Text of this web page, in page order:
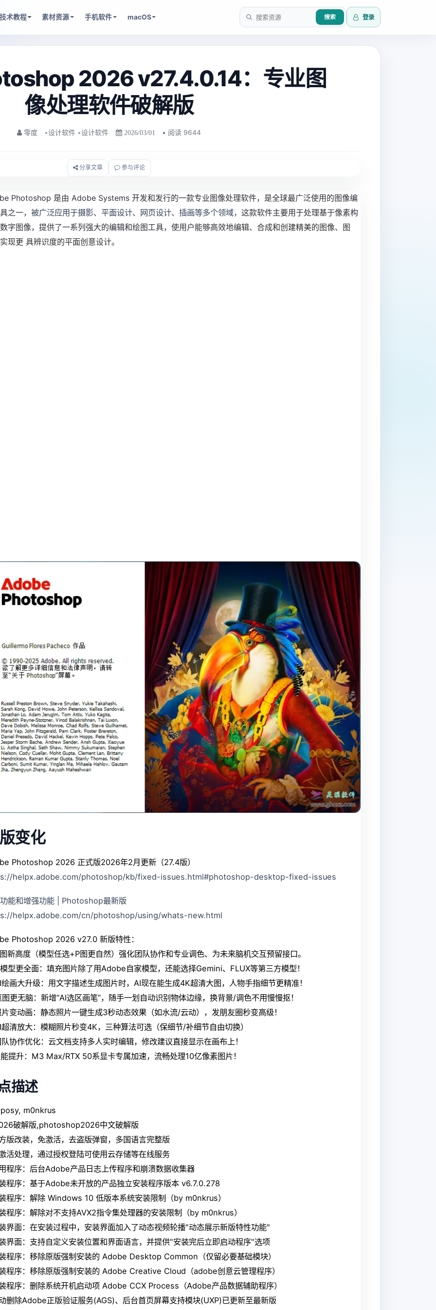
术教程 素材资源 手机软件 macOS 搜索 登录
2026 v27.4.0.14：专业图
像处理软件破解版
零度 •设计软件 •设计软件 2026/03/01 • 阅读 9644
分享文章 参与评论
Photoshop 是由 Adobe Systems 开发和发行的一款专业图像处理软件，是全球最广泛使用的图像编
之一， 被广泛应用于摄影、平面设计、网页设计、插画等多个领域， 这款软件主要用于处理基于像素构
字图像，提供了一系列强大的编辑和绘图工具，使用户能够高效地编辑、合成和创建精美的图像、图
现更 具辨识度的平面创意设计。
变化
Photoshop 2026 正式版2026年2月更新（27.4版）
helpx.adobe.com/photoshop/kb/fixed-issues.html#photoshop-desktop-fixed-issues
能和增强功能 | Photoshop最新版
helpx.adobe.com/cn/photoshop/using/whats-new.html
Photoshop 2026 v27.0 新版特性：
新高度​​（模型任选+P图更自然）强化​​团队协作和专业调色​​、为未来脑机交互预留接口。
型更全面：填充图片除了用Adobe自家模型，还能选择Gemini、FLUX等第三方模型！
画大升级：用文字描述生成图片时，AI现在能生成4K超清大图，人物手指细节更精准！
更无脑：新增“AI选区画笔”，随手一划自动识别物体边缘，换背景/调色不用慢慢抠！
变动画：静态照片一键生成3秒动态效果（如水流/云动），发朋友圈秒变高级！
清放大​​：模糊照片秒变4K，三种算法可选（保细节/补细节自由切换）
协作优化：云文档支持多人实时编辑，修改建议直接显示在画布上！
提升：M3 Max/RTX 50系显卡专属加速，流畅处理10亿像素图片！
描述
m0nkrus
破解版,photoshop2026中文破解版
版改装，免激活，去盗版弹窗，多国语言完整版
活处理，通过授权登陆可使用云存储等在线服务
程序：后台Adobe产品日志上传程序和崩溃数据收集器
程序：基于Adob​​e未开放的产品独立安装程序版本 v6.7.0.278
程序：解除 Windows 10 低版本系统安装限制（by m0nkrus）
程序：解除对不支持AVX2指令集处理器的安装限制（by m0nkrus）
界面：在安装过程中，安装界面加入了动态视频轮播"动态展示新版特性功能"
界面：支持自定义安装位置和界面语言，并提供"安装完后立即启动程序"选项
程序：移除原版强制安装的 Adobe Desktop Common（仅留必要基础模块）
程序：移除原版强制安装的 Adobe Creative Cloud（adobe创意云管理程序）
程序：删除系统开机启动项 Adob​​e CCX Process（Adobe产品数据辅助程序）
删除Adobe正版验证服务(AGS)、后台首页屏幕支持模块(UXP)已更新至最新版